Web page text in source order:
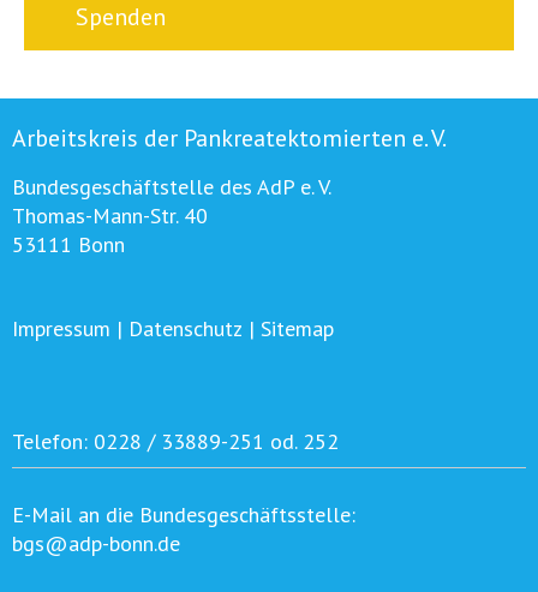
Spenden
Arbeitskreis der Pankreatektomierten e. V.
Bundesgeschäftstelle des AdP e. V.
Thomas-Mann-Str. 40
53111 Bonn
Impressum | Datenschutz | Sitemap
Telefon: 0228 / 33889-251 od. 252
E-Mail an die Bundesgeschäftsstelle:
bgs@adp-bonn.de